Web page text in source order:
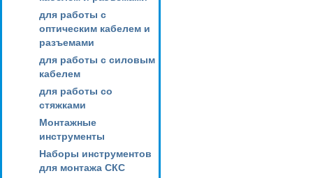
для работы с
оптическим кабелем и
разъемами
для работы с силовым
кабелем
для работы со
стяжками
Монтажные
инструменты
Наборы инструментов
для монтажа СКС